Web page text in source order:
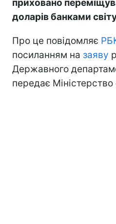
приховано
доларів банками
Про це повідомляє
посиланням на заяву
Державного
передає